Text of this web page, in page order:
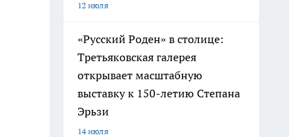
12 июля
«Русский Роден» в столице:
Третьяковская галерея
открывает масштабную
выставку к 150-летию Степана
Эрьзи
14 июля